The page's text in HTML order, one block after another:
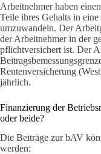
Arbeitnehmer haben
Teile ihres Gehalts in
umzuwandeln. Der
der Arbeitnehmer in der
pflichtversichert ist. Der
Rentenversicherung
jährlich.
Finanzierung der
oder beide?
Die Beiträge zur bAV
werden: